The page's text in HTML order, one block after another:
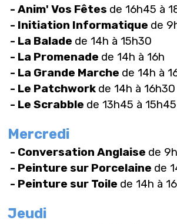
- Anim' Vos Fêtes de 16h45 à
- Initiation Informatique de
- La Balade de 14h à 15h30
- La Promenade de 14h à 16h
- La Grande Marche de 14h à
- Le Patchwork de 14h à 16h30
- Le Scrabble de 13h45 à 15h45
Mercredi
- Conversation Anglaise de
- Peinture sur Porcelaine de
- Peinture sur Toile de 14h à
Jeudi